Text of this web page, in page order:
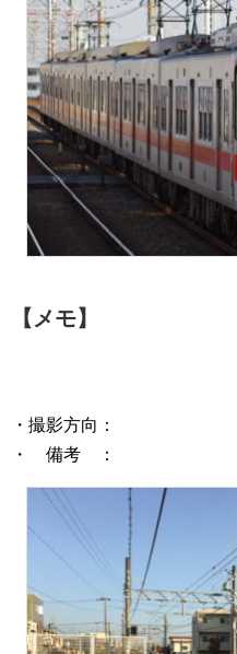
【メモ】
・撮影方向：
・ 備考 ：